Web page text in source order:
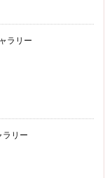
ラリー
ラリー